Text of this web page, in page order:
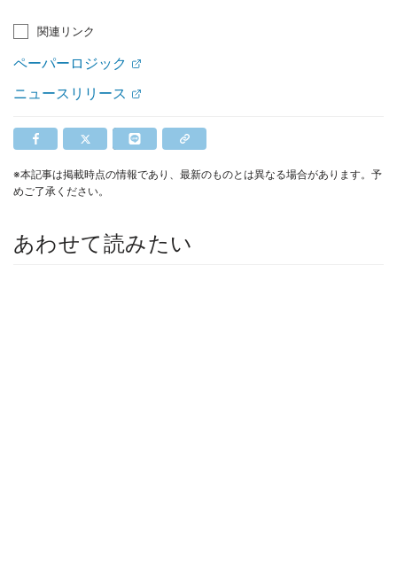
関連リンク
ペーパーロジック
ニュースリリース
※本記事は掲載時点の情報であり、最新のものとは異なる場合があります。予
めご了承ください。
あわせて読みたい